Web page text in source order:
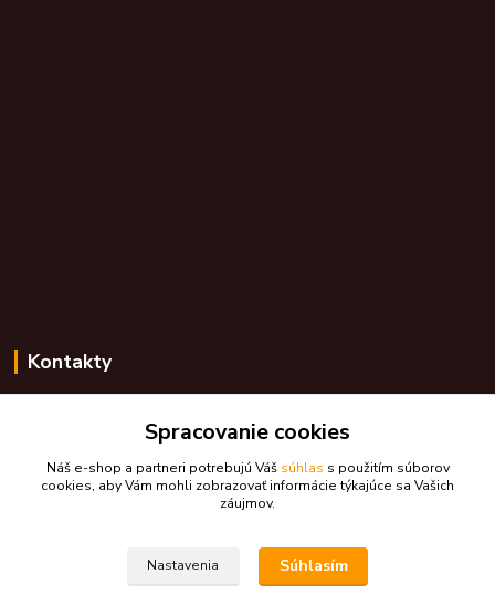
Kontakty
+421 948 776 224
skdarceky@skdarceky.sk
Spracovanie cookies
Náš e-shop a partneri potrebujú Váš súhlas s použitím súborov
cookies, aby Vám mohli zobrazovať informácie týkajúce sa Vašich
záujmov.
Nastavenia Súhlasím